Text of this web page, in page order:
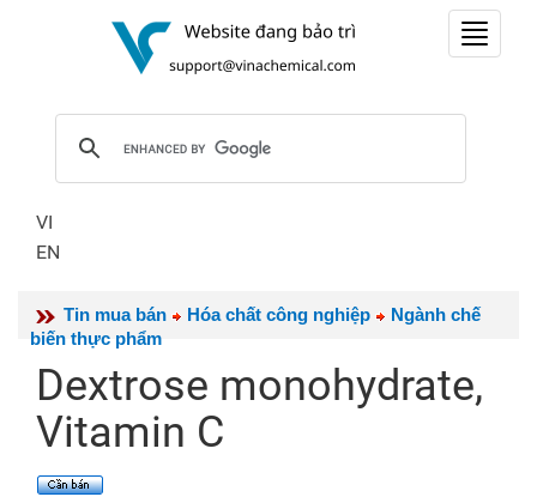
Toggle
VI
EN
Tin mua bán Hóa chất công nghiệp
Ngành chế
biến thực phẩm
Dextrose monohydrate,
Vitamin C